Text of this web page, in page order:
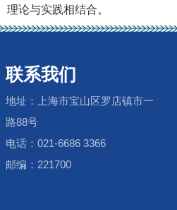
理论与实践相结合。
联系我们
地址：上海市宝山区罗店镇市一
路88号
电话：021-6686 3366
邮编：221700